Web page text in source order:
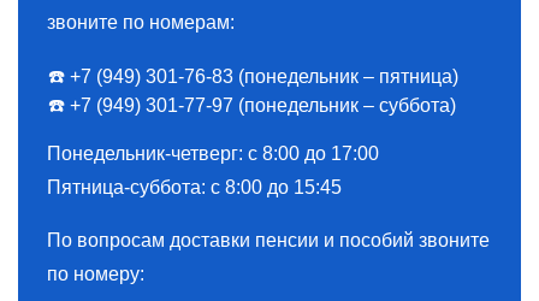
звоните по номерам:
☎️ +7 (949) 301-76-83 (понедельник – пятница)
☎️ +7 (949) 301-77-97 (понедельник – суббота)
Понедельник-четверг: с 8:00 до 17:00
Пятница-суббота: с 8:00 до 15:45
По вопросам доставки пенсии и пособий звоните
по номеру: